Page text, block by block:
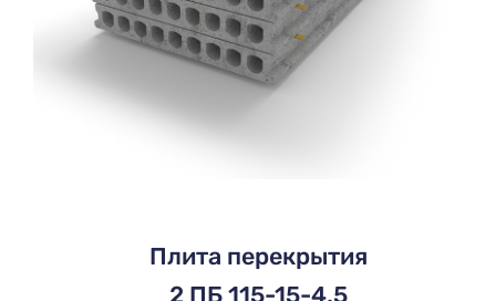
Плита перекрытия
2 ПБ 115-15-4,5